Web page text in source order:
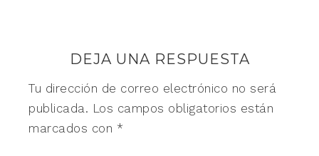
DEJA UNA RESPUESTA
Tu dirección de correo electrónico no será
publicada. Los campos obligatorios están
marcados con *